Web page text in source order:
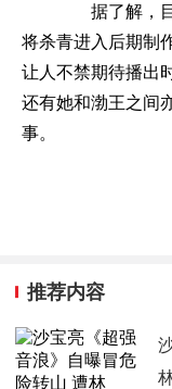
据了解，目
将杀青进入后期制
让人不禁期待播出
还有她和渤王之间
事。
推荐内容